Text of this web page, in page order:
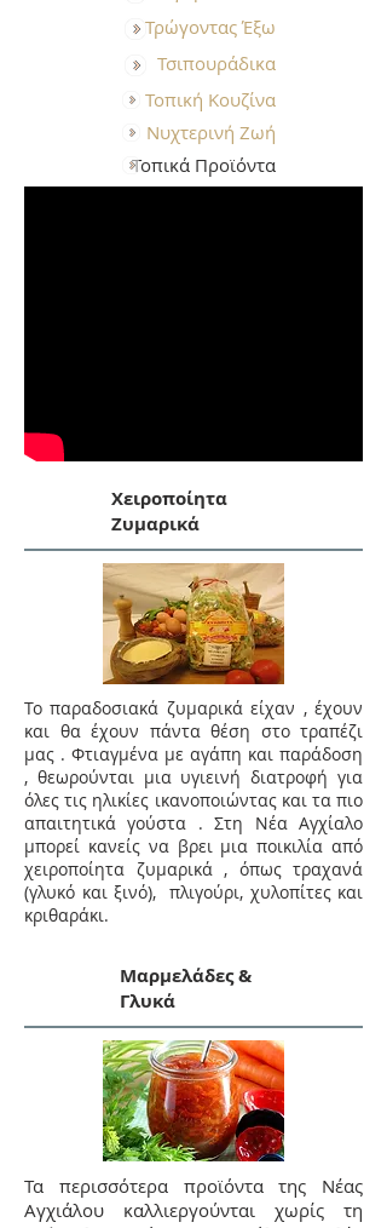
Χειροποίητα
Ζυμαρικά
Το παραδοσιακά ζυμαρικά είχαν , έχουν
και θα έχουν πάντα θέση στο τραπέζι
μας . Φτιαγμένα με αγάπη και παράδοση
, θεωρούνται μια υγιεινή διατροφή για
όλες τις ηλικίες ικανοποιώντας και τα πιο
απαιτητικά γούστα . Στη Νέα Αγχίαλο
μπορεί κανείς να βρει μια ποικιλία από
χειροποίητα ζυμαρικά , όπως τραχανά
(γλυκό και ξινό), πλιγούρι, χυλοπίτες και
κριθαράκι.
Μαρμελάδες &
Γλυκά
Τα περισσότερα προϊόντα της Νέας
Αγχιάλου καλλιεργούνται χωρίς τη
Τρώγοντας Έξω
Τσιπουράδικα
Τοπική Κουζίνα
Νυχτερινή Ζωή
Τοπικά Προϊόντα